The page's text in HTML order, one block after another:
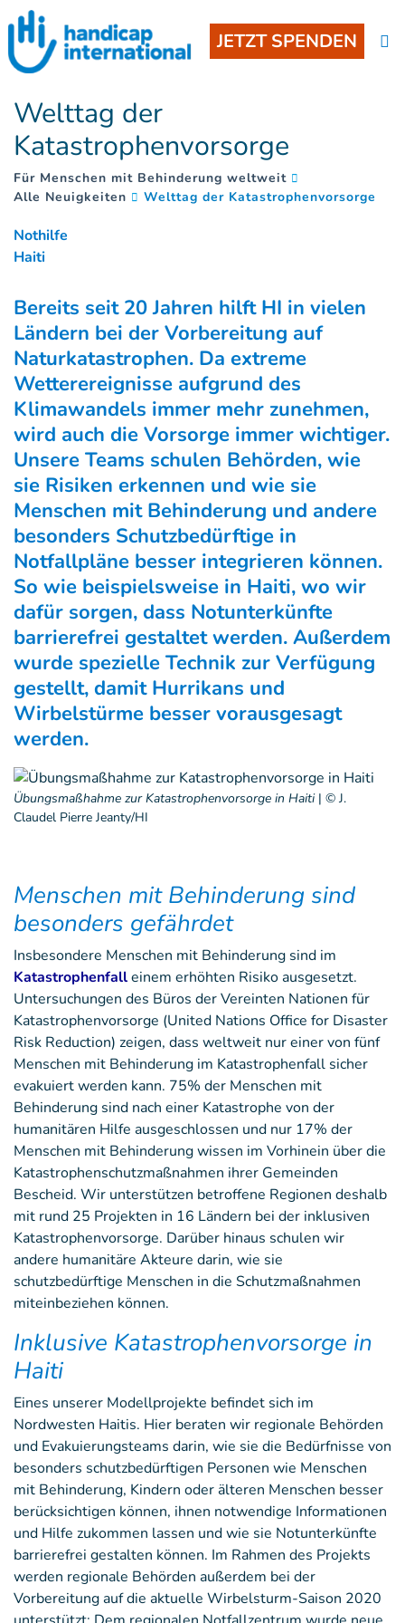
JETZT SPENDEN
Welttag der
Katastrophenvorsorge
Für Menschen mit Behinderung weltweit
Alle Neuigkeiten
Welttag der Katastrophenvorsorge
Nothilfe
Haiti
Bereits seit 20 Jahren hilft HI in vielen
Ländern bei der Vorbereitung auf
Naturkatastrophen. Da extreme
Wetterereignisse aufgrund des
Klimawandels immer mehr zunehmen,
wird auch die Vorsorge immer wichtiger.
Unsere Teams schulen Behörden, wie
sie Risiken erkennen und wie sie
Menschen mit Behinderung und andere
besonders Schutzbedürftige in
Notfallpläne besser integrieren können.
So wie beispielsweise in Haiti, wo wir
dafür sorgen, dass Notunterkünfte
barrierefrei gestaltet werden. Außerdem
wurde spezielle Technik zur Verfügung
gestellt, damit Hurrikans und
Wirbelstürme besser vorausgesagt
werden.
Übungsmaßhahme zur Katastrophenvorsorge in Haiti| © J.
Claudel Pierre Jeanty/HI
Menschen mit Behinderung sind
besonders gefährdet
Insbesondere Menschen mit Behinderung sind im
Katastrophenfalleinem erhöhten Risiko ausgesetzt.
Untersuchungen des Büros der Vereinten Nationen für
Katastrophenvorsorge (United Nations Office for Disaster
Risk Reduction) zeigen, dass weltweit nur einer von fünf
Menschen mit Behinderung im Katastrophenfall sicher
evakuiert werden kann. 75% der Menschen mit
Behinderung sind nach einer Katastrophe von der
humanitären Hilfe ausgeschlossen und nur 17% der
Menschen mit Behinderung wissen im Vorhinein über die
Katastrophenschutzmaßnahmen ihrer Gemeinden
Bescheid. Wir unterstützen betroffene Regionen deshalb
mit rund 25 Projekten in 16 Ländern bei der inklusiven
Katastrophenvorsorge. Darüber hinaus schulen wir
andere humanitäre Akteure darin, wie sie
schutzbedürftige Menschen in die Schutzmaßnahmen
miteinbeziehen können.
Inklusive Katastrophenvorsorge in
Haiti
Eines unserer Modellprojekte befindet sich im
Nordwesten Haitis. Hier beraten wir regionale Behörden
und Evakuierungsteams darin, wie sie die Bedürfnisse von
besonders schutzbedürftigen Personen wie Menschen
mit Behinderung, Kindern oder älteren Menschen besser
berücksichtigen können, ihnen notwendige Informationen
und Hilfe zukommen lassen und wie sie Notunterkünfte
barrierefrei gestalten können. Im Rahmen des Projekts
werden regionale Behörden außerdem bei der
Vorbereitung auf die aktuelle Wirbelsturm-Saison 2020